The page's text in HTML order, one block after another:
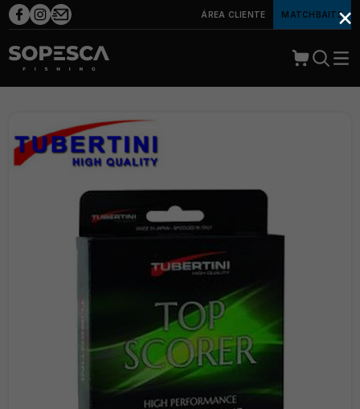
ÁREA CLIENTE MATCHBAITS×